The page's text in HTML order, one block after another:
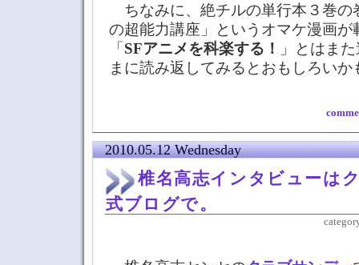
ちなみに、絶チルの単行本３巻の
の超能力講座」というオマケ漫画が
「SFアニメを科楽する！
」とはま
まに読み返してみるとおもしろいか
2010.05.12 Wednesday
椎名高志インタビューは
式ブログで。